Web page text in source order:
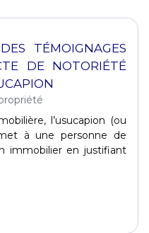
TÉMOIGNAGES
DE NOTORIÉTÉ
l’usucapion (ou
à une personne de
immobilier en justifiant